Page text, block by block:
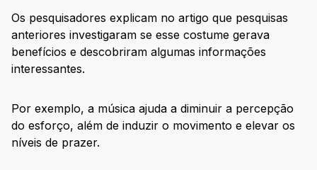
Os pesquisadores explicam no artigo que pesquisas
anteriores investigaram se esse costume gerava
benefícios e descobriram algumas informações
interessantes.
Por exemplo, a música ajuda a diminuir a percepção
do esforço, além de induzir o movimento e elevar os
níveis de prazer.